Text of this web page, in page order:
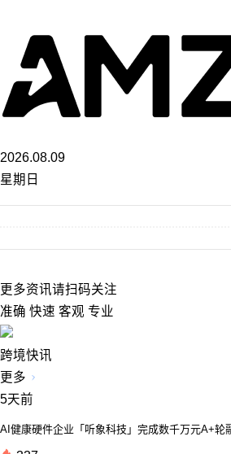
2026.08.09
星期日
更多资讯请扫码关注
准确 快速 客观 专业
跨境快讯
更多
5天前
AI健康硬件企业「听象科技」完成数千万元A+轮